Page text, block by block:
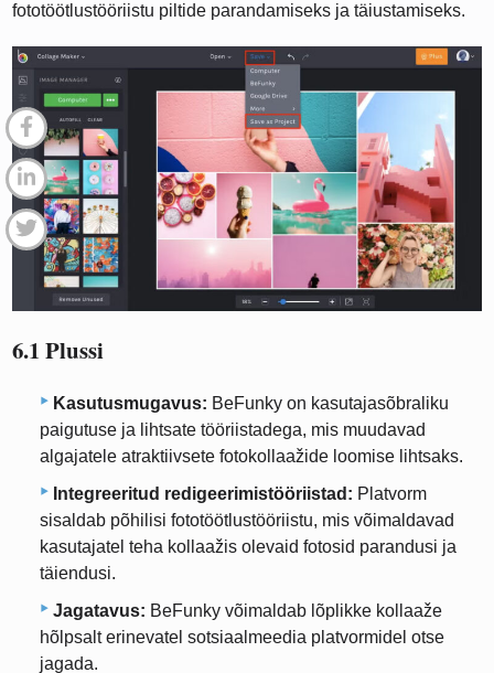
fototöötlustööriistu piltide parandamiseks ja täiustamiseks.
6.1 Plussi
Kasutusmugavus: BeFunky on kasutajasõbraliku
paigutuse ja lihtsate tööriistadega, mis muudavad
algajatele atraktiivsete fotokollaažide loomise lihtsaks.
Integreeritud redigeerimistööriistad: Platvorm
sisaldab põhilisi fototöötlustööriistu, mis võimaldavad
kasutajatel teha kollaažis olevaid fotosid parandusi ja
täiendusi.
Jagatavus: BeFunky võimaldab lõplikke kollaaže
hõlpsalt erinevatel sotsiaalmeedia platvormidel otse
jagada.